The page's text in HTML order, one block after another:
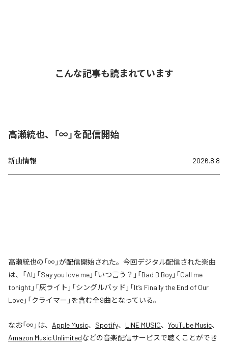
こんな記事も読まれています
高瀬統也、「∞」を配信開始
新曲情報 2026.8.8
高瀬統也の「∞」が配信開始された。今回デジタル配信された楽曲
は、「AI」「Say you love me」「いつ言う？」「Bad B Boy」「Call me
tonight」「灰ライト」「シングルバッド」「It’s Finally the End of Our
Love」「クライマー」を含む全9曲となっている。
なお「∞ 」は、 Apple Music、 Spotify、 LINE MUSIC、 YouTube Music、
Amazon Music Unlimitedなどの音楽配信サービスで聴くことができ